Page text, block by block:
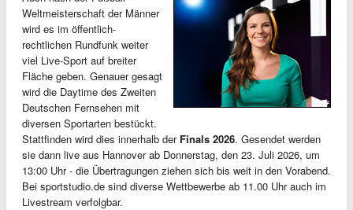
Weltmeisterschaft der Männer
wird es im öffentlich-
rechtlichen Rundfunk weiter
viel Live-Sport auf breiter
Fläche geben. Genauer gesagt
wird die Daytime des Zweiten
Deutschen Fernsehen mit
diversen Sportarten bestückt.
Stattfinden wird dies innerhalb der Finals 2026. Gesendet werden
sie dann live aus Hannover ab Donnerstag, den 23. Juli 2026, um
13:00 Uhr - die Übertragungen ziehen sich bis weit in den Vorabend.
Bei sportstudio.de sind diverse Wettbewerbe ab 11.00 Uhr auch im
Livestream verfolgbar.